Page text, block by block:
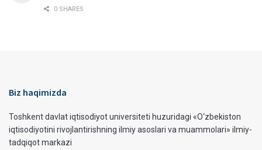
0 SHARES
Biz haqimizda
Toshkent davlat iqtisodiyot universiteti huzuridagi «O‘zbekiston
iqtisodiyotini rivojlantirishning ilmiy asoslari va muammolari» ilmiy-
tadqiqot markazi